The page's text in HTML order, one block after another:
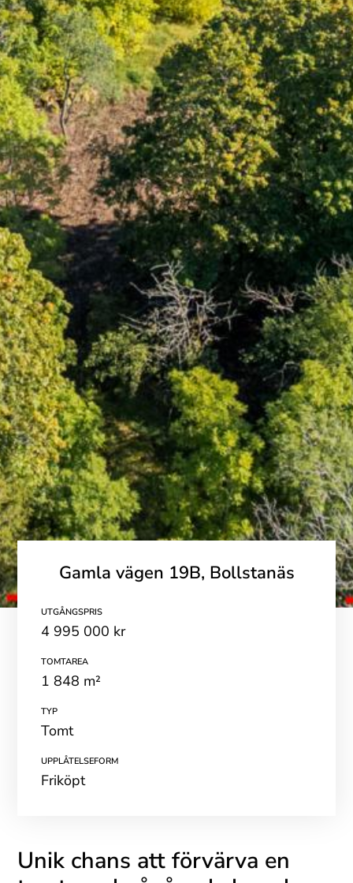
Gamla vägen 19B, Bollstanäs
UTGÅNGSPRIS
4 995 000 kr
TOMTAREA
1 848 m²
TYP
Tomt
UPPLÅTELSEFORM
Friköpt
Unik chans att förvärva en